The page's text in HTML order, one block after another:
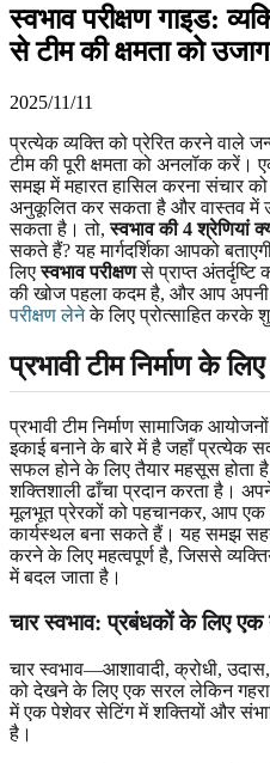
स्वभाव परीक्षण गाइड:
से टीम की क्षमता को
2025/11/11
प्रत्येक व्यक्ति को प्रेरित करने वाले
टीम की पूरी क्षमता को अनलॉक
समझ में महारत हासिल करना संचार
अनुकूलित कर सकता है और वास्तव में
सकता है। तो,स्वभाव की 4 श्रेणियां
सकते हैं? यह मार्गदर्शिका आपको
लिएस्वभाव परीक्षणसे प्राप्त
की खोज पहला कदम है, और आप अपनी
परीक्षण लेनेके लिए प्रोत्साहित
प्रभावी टीम निर्माण के
प्रभावी टीम निर्माण सामाजिक
इकाई बनाने के बारे में है जहाँ प्रत्येक
सफल होने के लिए तैयार महसूस होता
शक्तिशाली ढाँचा प्रदान करता है।
मूलभूत प्रेरकों को पहचानकर, आप एक
कार्यस्थल बना सकते हैं। यह समझ
करने के लिए महत्वपूर्ण है, जिससे
में बदल जाता है।
चार स्वभाव: प्रबंधकों के लिए
चार स्वभाव—आशावादी, क्रोधी,
को देखने के लिए एक सरल लेकिन
में एक पेशेवर सेटिंग में शक्तियों और
है।